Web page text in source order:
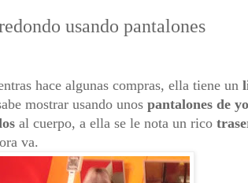
usando pantalones
hace algunas compras, ella tiene un
mostrar usando unos pantalones de
al cuerpo, a ella se le nota un rico
va.